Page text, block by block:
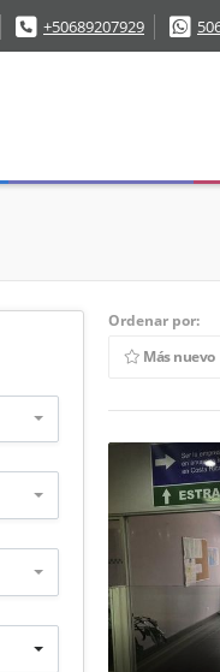
+50689207929
Ordenar por:
Más nuevo